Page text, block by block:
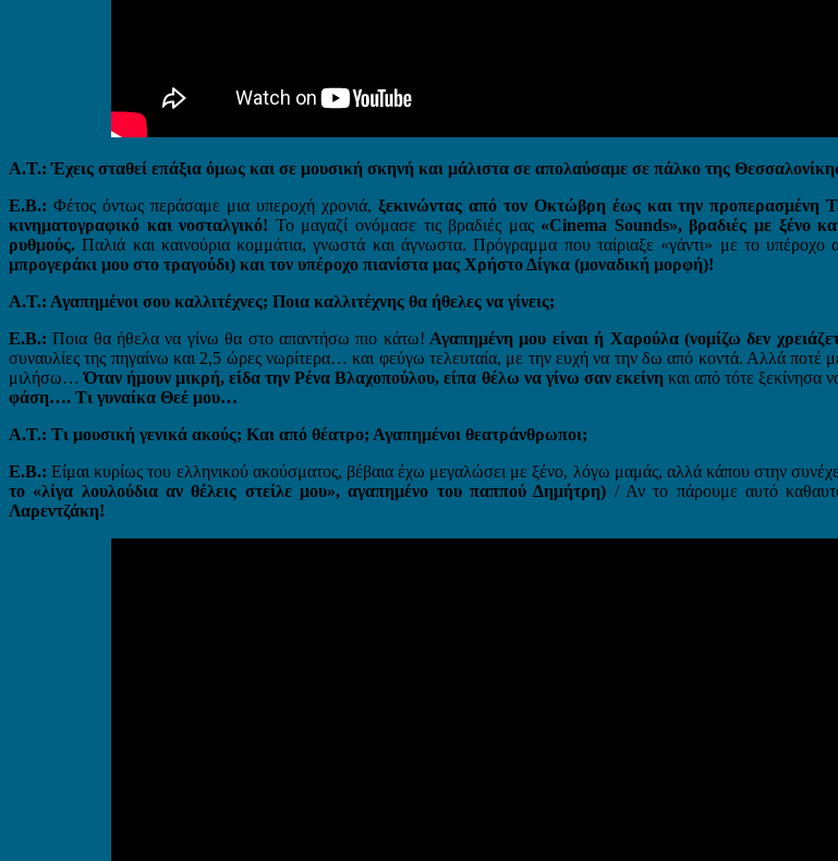
Α.Τ.: Έχεις σταθεί επάξια όμως και σε μουσική σκηνή και μάλιστα σε απολαύσαμε σε πάλκο της
Ε.Β.: Φέτος όντως περάσαμε μια υπεροχή χρονιά, ξεκινώντας από τον Οκτώβρη έως και την
κινηματογραφικό και νοσταλγικό! Το μαγαζί ονόμασε τις βραδιές μας «Cinema Sounds», βραδιές με ξένο
ρυθμούς. Παλιά και καινούρια κομμάτια, γνωστά και άγνωστα. Πρόγραμμα που ταίριαξε «γάντι» με το υπέροχο
μπρογεράκι μου στο τραγούδι) και τον υπέροχο πιανίστα μας Χρήστο Δίγκα (μοναδική μορφή)!
Α.Τ.: Αγαπημένοι σου καλλιτέχνες; Ποια καλλιτέχνης θα ήθελες να γίνεις;
Ε.Β.: Ποια θα ήθελα να γίνω θα στο απαντήσω πιο κάτω! Αγαπημένη μου είναι ή Χαρούλα (νομίζω δεν
συναυλίες της πηγαίνω και 2,5 ώρες νωρίτερα… και φεύγω τελευταία, με την ευχή να την δω από κοντά. Αλλά
μιλήσω…Όταν ήμουν μικρή, είδα την Ρένα Βλαχοπούλου, είπα θέλω να γίνω σαν εκείνη και από τότε ξεκίνησα
φάση…. Τι γυναίκα Θεέ μου…
Α.Τ.: Τι μουσική γενικά ακούς; Και από θέατρο; Αγαπημένοι θεατράνθρωποι;
Ε.Β.: Είμαι κυρίως του ελληνικού ακούσματος, βέβαια έχω μεγαλώσει με ξένο, λόγω μαμάς, αλλά κάπου στην
το «λίγα λουλούδια αν θέλεις στείλε μου», αγαπημένο του παππού Δημήτρη) / Αν το πάρουμε αυτό
Λαρεντζάκη!